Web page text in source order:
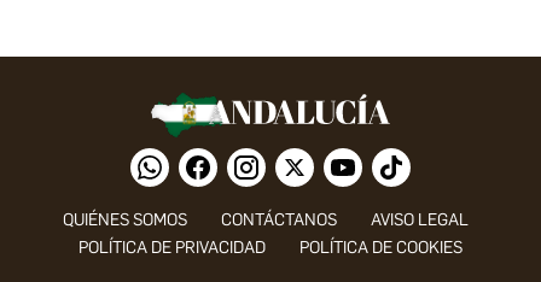
QUIÉNES SOMOS CONTÁCTANOS
AVISO LEGAL
POLÍTICA DE PRIVACIDAD
POLÍTICA DE COOKIES